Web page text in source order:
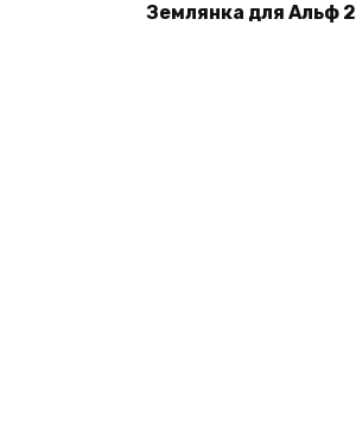
Землянка для Альф 2